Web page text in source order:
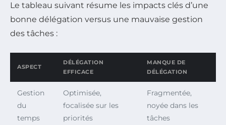
Le tableau suivant résume les impacts clés d’une
bonne délégation versus une mauvaise gestion
des tâches :
ASPECT
DÉLÉGATION
EFFICACE
MANQUE DE
DÉLÉGATION
Gestion
du
temps
Optimisée,
focalisée sur les
priorités
Fragmentée,
noyée dans les
tâches